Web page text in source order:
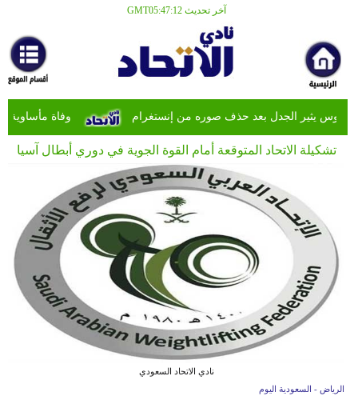
آخر تحديث GMT05:47:12
كرة
قدم
سعودية
كرة
قدم
قدم
عالمية
رياضات
مختلفة
وفاة مأساوية يثير الجدل بعد حذف صوره من إنستغرام
تشكيلة الاتحاد المتوقعة أمام القوة الجوية في دوري أبطال آسيا
نادي الاتحاد السعودي
الرياض - السعودية اليوم